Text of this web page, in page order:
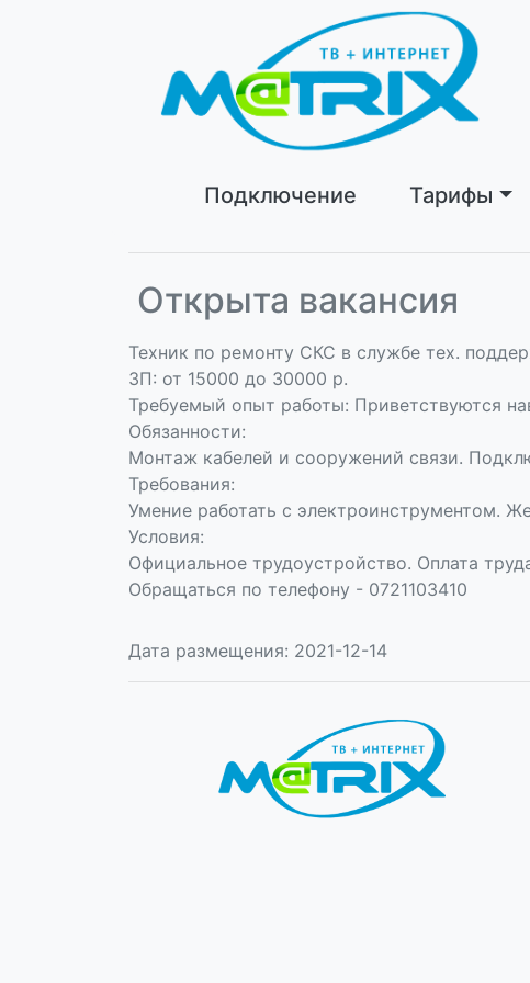
Подключение Тарифы
Открыта вакансия
Техник по ремонту СКС в службе тех.
ЗП: от 15000 до 30000 р.
Требуемый опыт работы: Приветствуются
Обязанности:
Монтаж кабелей и сооружений связи.
Требования:
Умение работать с электроинструментом.
Условия:
Официальное трудоустройство. Оплата
Обращаться по телефону - 0721103410
Дата размещения: 2021-12-14